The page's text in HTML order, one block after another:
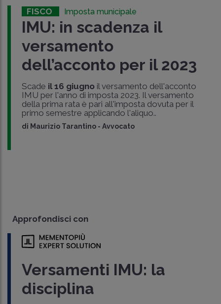
FISCO Imposta municipale
IMU: in scadenza il
versamento
dell’acconto per il 2023
Scade il 16 giugnoil versamento dell'acconto
IMU per l'anno di imposta 2023. Il versamento
della prima rata è pari all'imposta dovuta per il
primo semestre applicando l'aliquo..
di Maurizio Tarantino - Avvocato
Approfondisci con
Versamenti IMU: la
disciplina